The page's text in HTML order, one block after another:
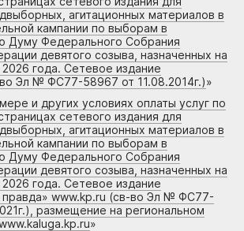
агитационных материалов в
кампании по выборам в
Думу Федерального Собрания
девятого созыва, назначенных на
года. Сетевое издание
Эл № ФС77-58967 от 11.08.2014г.)»
и других условиях оплаты услуг по
сетевого издания для
агитационных материалов в
кампании по выборам в
Думу Федерального Собрания
девятого созыва, назначенных на
года. Сетевое издание
правда» www.kp.ru (св-во Эл № ФС77-
размещение на региональном
»